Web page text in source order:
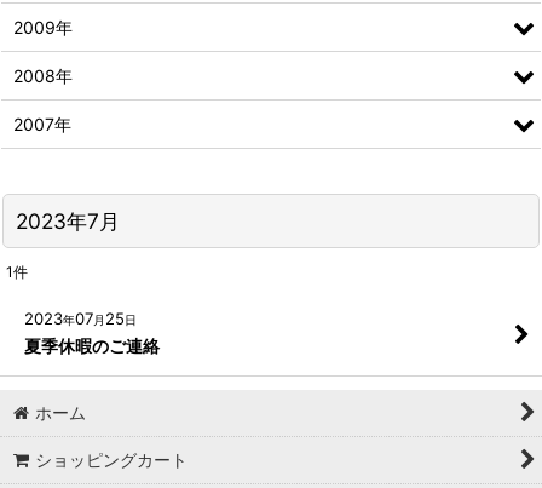
2023年7月
1件
2023年07月 25日
夏季休暇のご連絡
2009年
2008年
2007年
ホーム
ショッピングカート